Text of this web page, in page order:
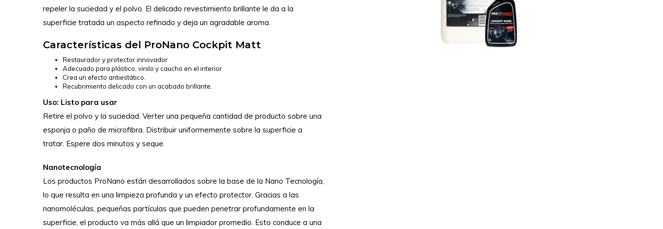
repeler la suciedad y el polvo. El delicado revestimiento brillante le da a la
superficie tratada un aspecto refinado y deja un agradable aroma.
Características del ProNano Cockpit Matt
Restaurador y protector innovador
Adecuado para plástico, vinilo y caucho en el interior
Crea un efecto antiestático.
Recubrimiento delicado con un acabado brillante.
Uso: Listo para usar
Retire el polvo y la suciedad. Verter una pequeña cantidad de producto sobre una
esponja o paño de microfibra. Distribuir uniformemente sobre la superficie a
tratar. Espere dos minutos y seque.
Nanotecnología
Los productos ProNano están desarrollados sobre la base de la Nano Tecnología,
lo que resulta en una limpieza profunda y un efecto protector. Gracias a las
nanomoléculas, pequeñas partículas que pueden penetrar profundamente en la
superficie, el producto va más allá que un limpiador promedio. Esto conduce a una